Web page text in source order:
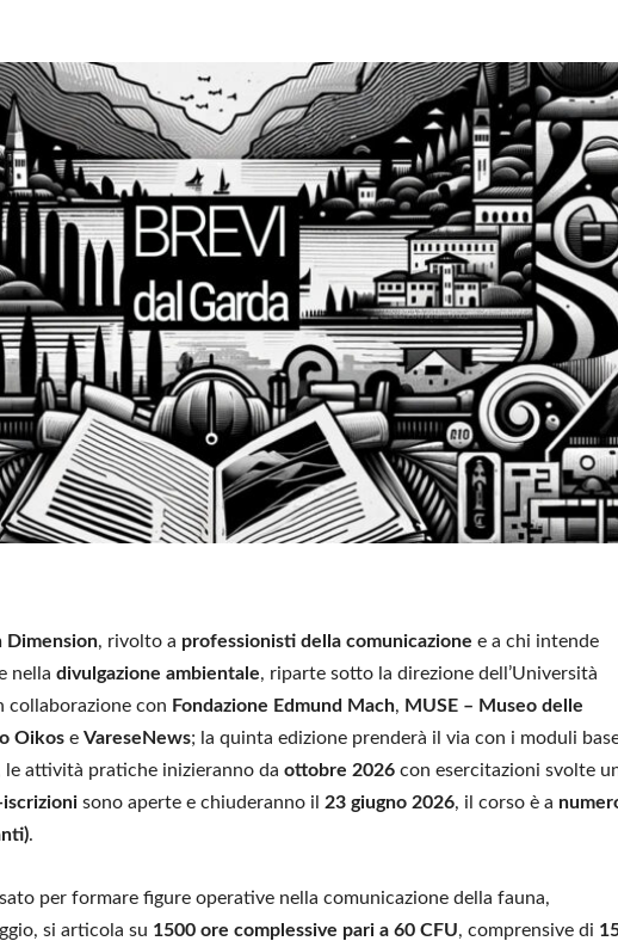
Dimension, rivolto a professionisti della comunicazione e a chi intende
nella divulgazione ambientale, riparte sotto la direzione dell’Università
collaborazione con Fondazione Edmund Mach, MUSE – Museo delle
Oikos e VareseNews; la quinta edizione prenderà il via con i moduli
le attività pratiche inizieranno da ottobre 2026 con esercitazioni svolte
sono aperte e chiuderanno il 23 giugno 2026, il corso è a
.
per formare figure operative nella comunicazione della fauna,
si articola su 1500 ore complessive pari a 60 CFU, comprensive di